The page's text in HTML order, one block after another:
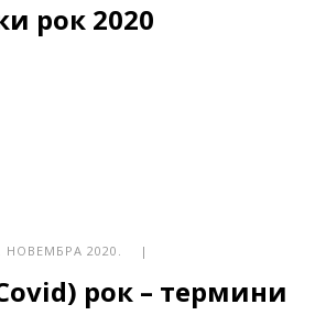
рок 2020
НОВЕМБРА 2020. |
рок – термини